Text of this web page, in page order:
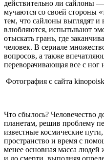
действительно ли сайлоны
мучаются со своей стороны
тем, что сайлоны выглядят и
влюбляются, испытывают
отыскать грань, где
человек. В сериале
вопросов, а также
переворачивающая все с ног
Фотография с сайта
Что сбылось? Человечество
планетам, решив проблему
известные космические
пространство и время с
менее основная масса
и до смерти, выполняя